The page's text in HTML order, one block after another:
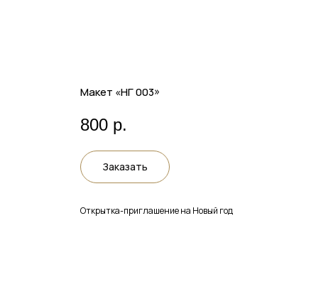
Макет «НГ 003»
800 р.
Заказать
Открытка-приглашение на Новый год